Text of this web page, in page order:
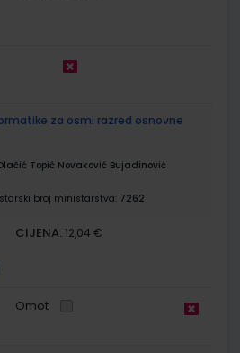
za osmi razred osnovne
Topić Novaković Bujadinović
broj ministarstva: 7262
CIJENA: 12,04 €
Omot